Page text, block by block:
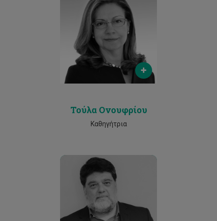
Email
t.onoufriou@cut.ac.cy
Phone
25002547
Τούλα Ονουφρίου
Καθηγήτρια
Email
phaedon.kyriakidis@cut.ac.cy